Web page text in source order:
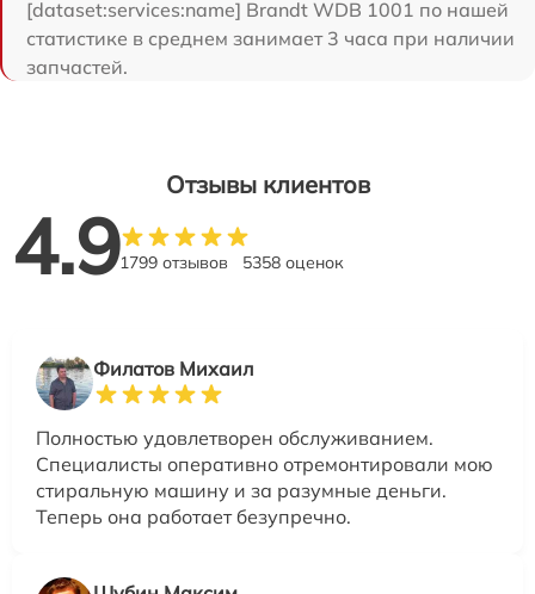
[dataset:services:name] Brandt WDB 1001 по нашей
статистике в среднем занимает 3 часа при наличии
запчастей.
Отзывы клиентов
4.91799 отзывов 5358 оценок
Филатов Михаил
Полностью удовлетворен обслуживанием.
Специалисты оперативно отремонтировали мою
стиральную машину и за разумные деньги.
Теперь она работает безупречно.